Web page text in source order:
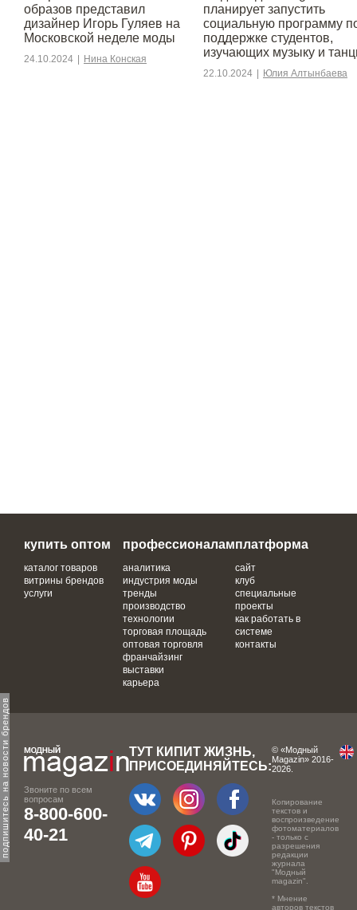
подпишитесь на новости брендов
образов представил
дизайнер Игорь Гуляев на
Московской неделе моды
24.10.2024 Нина Конская
планирует запустить
социальную программу
поддержке студентов,
изучающих музыку и
22.10.2024 Юлия Алтынбаева
купить оптом
каталог товаров
витрины брендов
услуги
профессионалам
аналитика
индустрия моды
тренды
производство
технологии
торговая площадь
оптовая торговля
франчайзинг
выставки
карьера
платформа
сайт
клуб
специальные
проекты
как работать в
системе
контакты
Звоните по всем
вопросам
8-800-600-
40-21
ТУТ КИПИТ ЖИЗНЬ,
ПРИСОЕДИНЯЙТЕСЬ:
© «Модный
Magazin» 2016-
2026.
Копирование
текстов и
воспроизведение
фотоматериалов
- только с
разрешения
редакции
журнала
"Модный
magazin".
* Мнение
авторов текстов